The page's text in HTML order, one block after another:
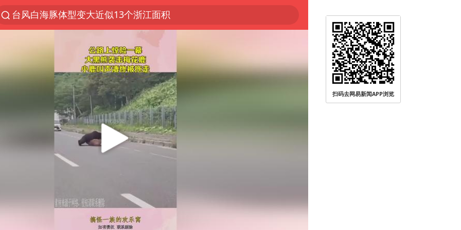
台风白海豚体型变大近似13个浙江面积
夜幕落下 运动上场
泰交通部副部长回应中国人遭歧视手势
改名后的“青海拉面”店
段绚竞因公牺牲 年仅44岁
1岁宝宝碰坏纸巾盒 宝妈被索赔924元
女子开一天一夜空调后二氧化碳中毒
男子结婚8年3个女儿均非亲生
“空调24小时开着更省电”不实
台风白海豚逼近 暴雨大暴雨来袭
男子杀人后逃进深山21年活得像野人
扫码去网易新闻APP浏览